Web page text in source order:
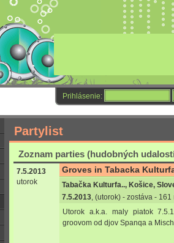
Prihlásenie:
Partylist
Zoznam parties (hudobných
7.5.2013
utorok
Groves in Tabacka
Tabačka Kulturfa.., Košice,
7.5.2013, (utorok) - zostáva -
Utorok a.k.a. maly piatok
groovom od djov Spanqa a